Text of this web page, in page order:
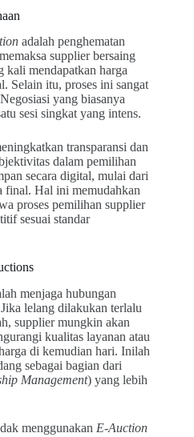
adalah penghematan
supplier bersaing
kali mendapatkan harga
Selain itu, proses ini sangat
yang biasanya
sesi singkat yang intens.
transparansi dan
dalam pemilihan
secara digital, mulai dari
final. Hal ini memudahkan
proses pemilihan supplier
sesuai standar
menjaga hubungan
lelang dilakukan terlalu
supplier mungkin akan
kualitas layanan atau
di kemudian hari. Inilah
sebagai bagian dari
Management) yang lebih
menggunakan E-Auction